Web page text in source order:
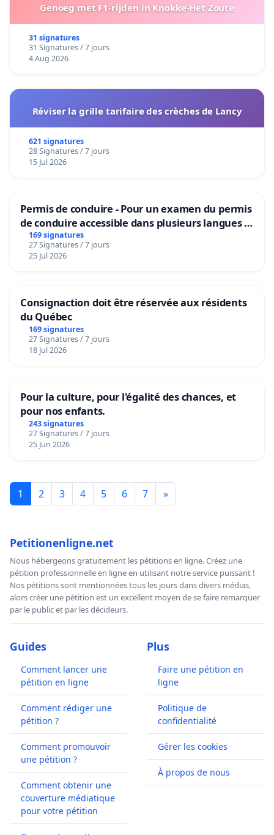
Genoeg met F1-rijden in Knokke-Het Zoute
31 signatures
31 Signatures / 7 jours
4 Aug 2026
Réviser la grille tarifaire des crèches de Lancy
621 signatures
28 Signatures / 7 jours
15 Jul 2026
Permis de conduire - Pour un examen du permis
de conduire accessible dans plusieurs langues à
Bruxelles
169 signatures
27 Signatures / 7 jours
25 Jul 2026
Consignaction doit être réservée aux résidents
du Québec
169 signatures
27 Signatures / 7 jours
18 Jul 2026
Pour la culture, pour l'égalité des chances, et
pour nos enfants.
243 signatures
27 Signatures / 7 jours
25 Jun 2026
1 2 3 4 5 6 7 »
Petitionenligne.net
Nous hébergeons gratuitement les pétitions en ligne. Créez une
pétition professionnelle en ligne en utilisant notre service puissant !
Nos pétitions sont mentionnées tous les jours dans divers médias,
alors créer une pétition est un excellent moyen de se faire remarquer
par le public et par les décideurs.
Guides
Comment lancer une
pétition en ligne
Comment rédiger une
pétition ?
Comment promouvoir
une pétition ?
Comment obtenir une
couverture médiatique
pour votre pétition
Plus
Faire une pétition en
ligne
Politique de
confidentialité
Gérer les cookies
À propos de nous